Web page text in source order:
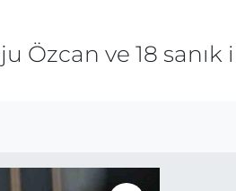
Özcan ve 18